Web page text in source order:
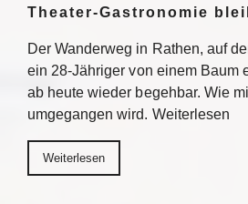
Theater-Gastronomie
Der Wanderweg in Rathen, auf
ein 28-Jähriger von einem Baum
ab heute wieder begehbar. Wie
umgegangen wird. Weiterlesen
Weiterlesen